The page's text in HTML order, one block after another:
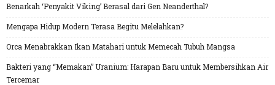
Benarkah ‘Penyakit Viking’ Berasal dari Gen Neanderthal?
Mengapa Hidup Modern Terasa Begitu Melelahkan?
Orca Menabrakkan Ikan Matahari untuk Memecah Tubuh Mangsa
Bakteri yang “Memakan” Uranium: Harapan Baru untuk Membersihkan Air
Tercemar